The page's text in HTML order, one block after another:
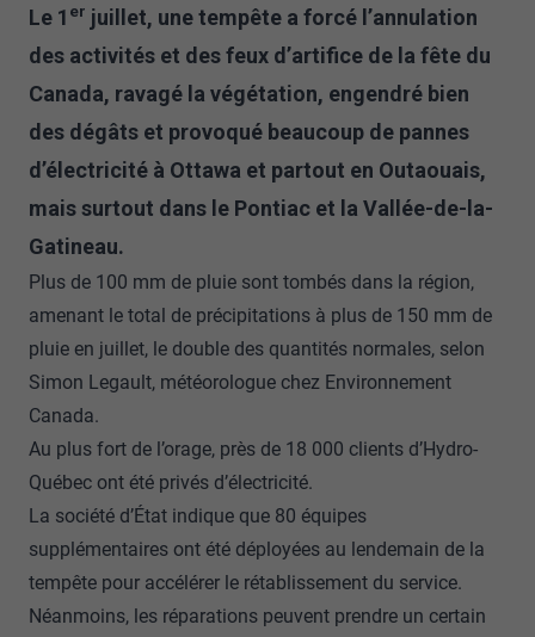
Le 1 er juillet, une tempête a forcé l’annulation
des activités et des feux d’artifice de la fête du
Canada, ravagé la végétation, engendré bien
des dégâts et provoqué beaucoup de pannes
d’électricité à Ottawa et partout en Outaouais,
mais surtout dans le Pontiac et la Vallée-de-la-
Gatineau.
Plus de 100 mm de pluie sont tombés dans la région,
amenant le total de précipitations à plus de 150 mm de
pluie en juillet, le double des quantités normales, selon
Simon Legault, météorologue chez Environnement
Canada.
Au plus fort de l’orage, près de 18 000 clients d’Hydro-
Québec ont été privés d’électricité.
La société d’État indique que 80 équipes
supplémentaires ont été déployées au lendemain de la
tempête pour accélérer le rétablissement du service.
Néanmoins, les réparations peuvent prendre un certain